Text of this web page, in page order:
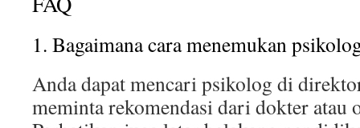
1. Bagaimana cara menemukan
Anda dapat mencari psikolog di
meminta rekomendasi dari dokter atau